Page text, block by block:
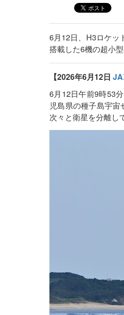
6月12日、H3ロケッ
搭載した6機の超小
【2026年6月12日
6月12日午前9時53
児島県の種子島宇
次々と衛星を分離し